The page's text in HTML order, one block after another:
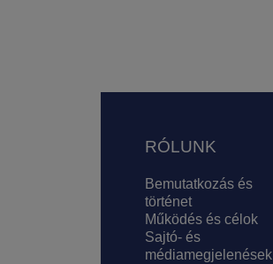
Lábléc
RÓLUNK
Bemutatkozás és
történet
Működés és célok
Sajtó- és
médiamegjelenések